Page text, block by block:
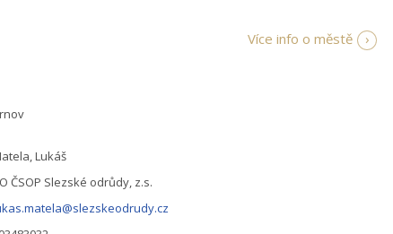
Více info o městě
Lukáš
ČSOP Slezské odrůdy, z.s.